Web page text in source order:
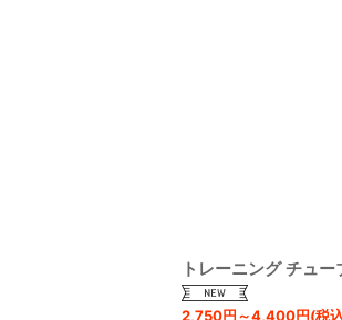
トレーニング チュ
2,750円～4,400円(税